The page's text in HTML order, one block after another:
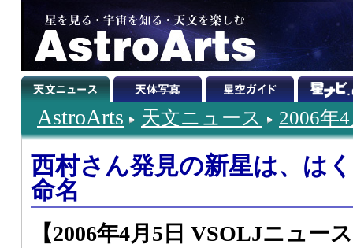
AstroArts 天文ニュース 2006年
西村さん発見の新星は、は
命名
【2006年4月5日 VSOLJニュー